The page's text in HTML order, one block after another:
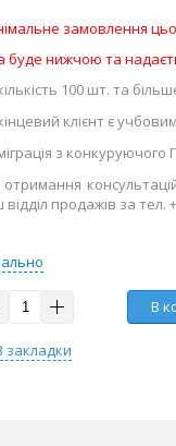
замовлення
буде нижчою та
100 шт. та
клієнт є
з конкуруючого
отримання
продажів за тел.
В
закладки